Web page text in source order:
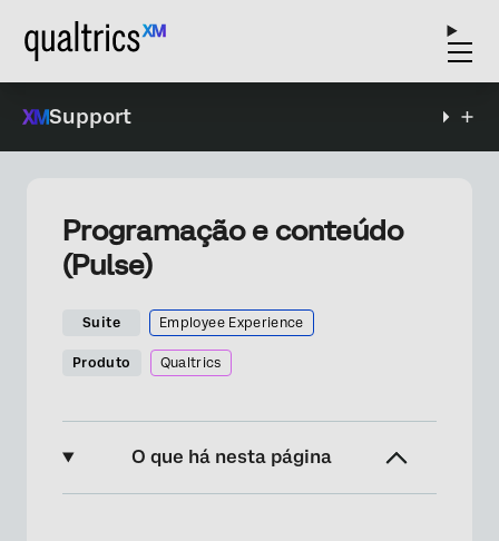
Support
Programação e conteúdo
(Pulse)
Suite Employee Experience
Produto Qualtrics
O que há nesta página